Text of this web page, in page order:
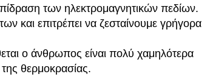
των ηλεκτρομαγνητικών πεδίων.
και επιτρέπει να ζεσταίνουμε γρήγορα
ο άνθρωπος είναι πολύ χαμηλότερα
θερμοκρασίας.